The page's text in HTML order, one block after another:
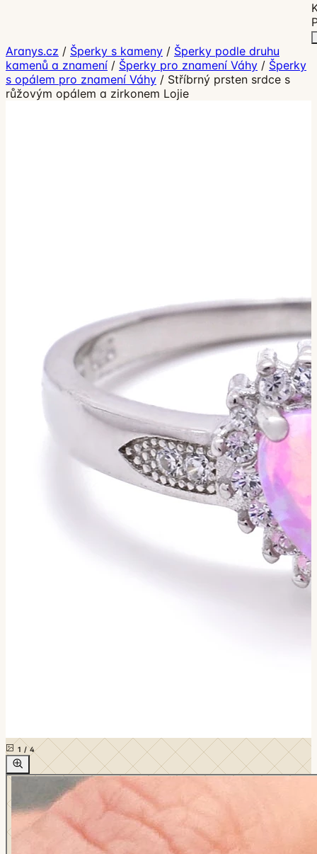
Aranys.cz / Šperky s kameny / Šperky podle druhu
kamenů a znamení / Šperky pro znamení Váhy / Šperky
s opálem pro znamení Váhy / Stříbrný prsten srdce s
růžovým opálem a zirkonem Lojie
1 /4